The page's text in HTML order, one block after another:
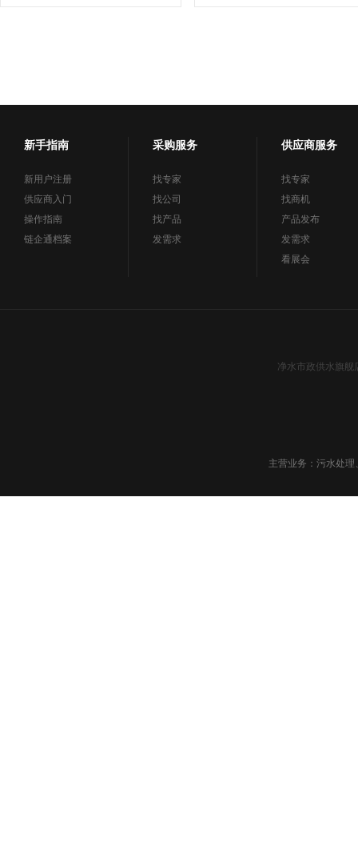
新手指南
新用户注册
供应商入门
操作指南
链企通档案
采购服务
找专家
找公司
找产品
发需求
供应商服务
找专家
找商机
产品发布
发需求
看展会
净水市政供水旗
主营业务：污水处